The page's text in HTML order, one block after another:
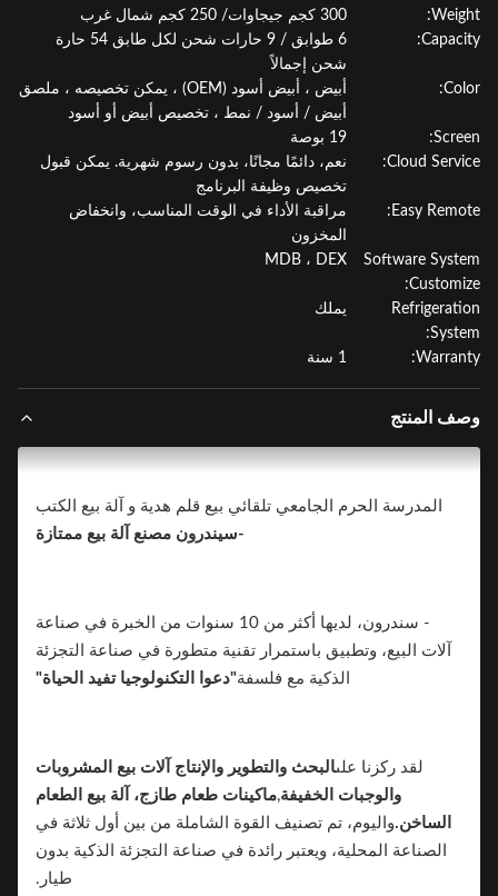
6 طوابق / 9 حارات شحن لكل طابق 54 حارة
شحن إجمالاً
أبيض ، أبيض أسود (OEM) ، يمكن تخصيصه ، ملصق
أبيض / أسود / نمط ، تخصيص أبيض أو أسود
Cloud
نعم، دائمًا مجانًا، بدون رسوم شهرية. يمكن قبول
تخصيص وظيفة البرنامج
Easy
مراقبة الأداء في الوقت المناسب، وانخفاض
المخزون
Software
MDB ، DEX
المنتج
المدرسة الحرم الجامعي تلقائي بيع قلم هدية و آلة بيع الكتب
-سيندرون مصنع آلة بيع ممتازة
- سندرون، لديها أكثر من 10 سنوات من الخبرة في صناعة
آلات البيع، وتطبيق باستمرار تقنية متطورة في صناعة التجزئة
الذكية مع فلسفة"دعوا التكنولوجيا تفيد الحياة"
لقد ركزنا على البحث والتطوير والإنتاج
آلات بيع المشروبات
والوجبات الخفيفة,ماكينات طعام طازج، آلة بيع الطعام
الساخن.واليوم، تم تصنيف القوة الشاملة من بين أول ثلاثة في
الصناعة المحلية، ويعتبر رائدة في صناعة التجزئة الذكية بدون